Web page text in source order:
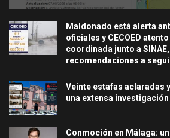
Maldonado está alerta
oficiales y CECOED
coordinada junto a
recomendaciones a
Veinte estafas aclaradas
una extensa
Conmoción en Málaga: